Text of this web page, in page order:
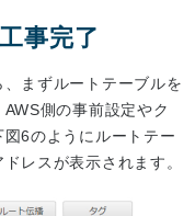
事完了
まずルートテーブルを
側の事前設定やク
6のようにルートテー
レスが表示されます。